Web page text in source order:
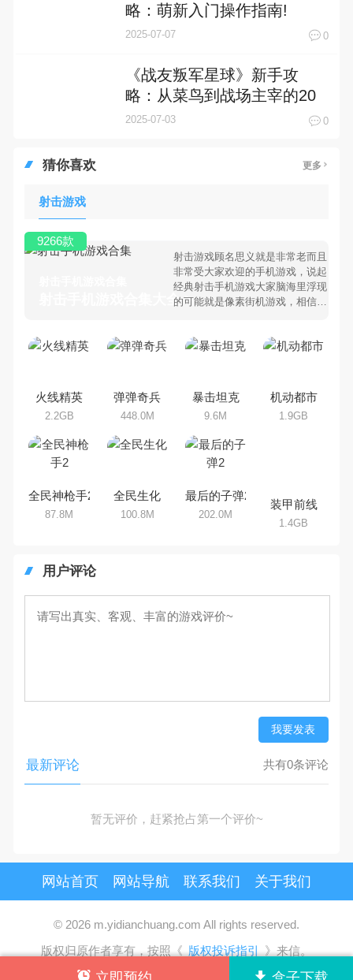
略：萌新入门操作指南!
2025-07-07 0
《战友叛军星球》新手攻
略：从菜鸟到战场主宰的20
个实战秘籍
2025-07-03 0
猜你喜欢 更多
射击游戏
射击手机游戏合集大全 >
射击游戏顾名思义就是非常老而且
非常受大家欢迎的手机游戏，说起
经典射击手机游戏大家脑海里浮现
的可能就是像素街机游戏，相信很
击手机游戏有哪些呢？游戏今天，
集，欢迎大家前来选择下载体验
9266款
火线精英
2.2GB
弹弹奇兵
448.0M
暴击坦克
9.6M
机动都市
1.9GB
全民神枪手2
87.8M
全民生化
100.8M
最后的子弹2
202.0M
装甲前线
1.4GB
用户评论
我要发表
最新评论 共有0条评论
网站首页 网站导航 联系我们 关于我们
版权归原作者享有，按照《
版权投诉指引 》来信。